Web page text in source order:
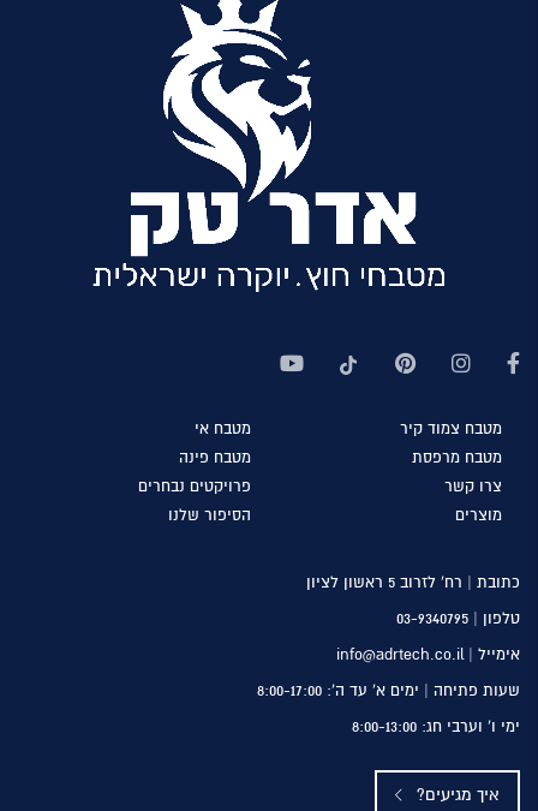
מטבח אי מטבח צמוד קיר
מטבח פינה מטבח מרפסת
פרויקטים נבחרים צרו קשר
הסיפור שלנו מוצרים
כתובת | רח’ לזרוב 5 ראשון לציון
טלפון | 03-9340795
אימייל | info@adrtech.co.il
שעות פתיחה | ימים א’ עד ה’: 8:00-17:00
ימי ו’ וערבי חג: 8:00-13:00
איך מגיעים?